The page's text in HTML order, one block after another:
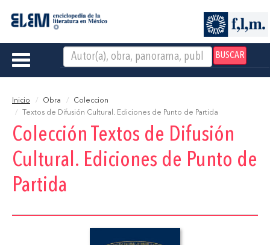
BUSCAR
Toggle
Inicio Obra
Coleccion
Textos de Difusión Cultural. Ediciones de Punto de Partida
Colección Textos de Difusión
Cultural. Ediciones de Punto de
Partida